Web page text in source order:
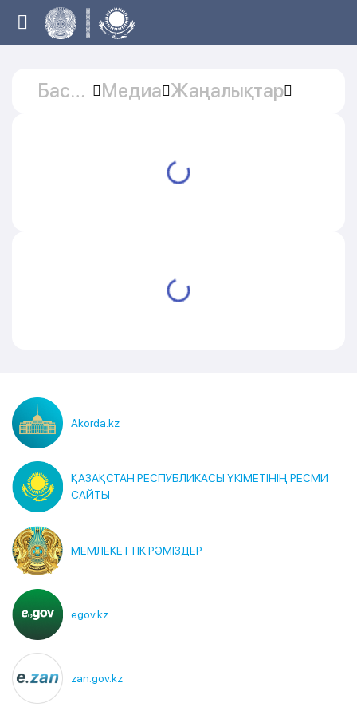
Басты
Медиа Жаңалықтар
Akorda.kz
ҚАЗАҚСТАН РЕСПУБЛИКАСЫ ҮКІМЕТІНІҢ РЕСМИ
САЙТЫ
МЕМЛЕКЕТТІК РӘМІЗДЕР
egov.kz
zan.gov.kz